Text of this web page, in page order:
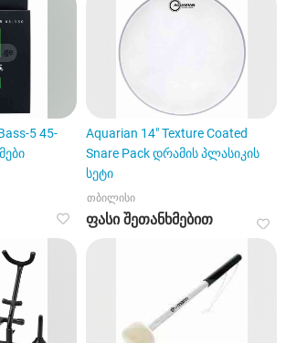
5 45-
Aquarian 14" Texture Coated
Snare Pack დრამის პლასიკის
სეტი
თბილისი
ფასი შეთანხმებით